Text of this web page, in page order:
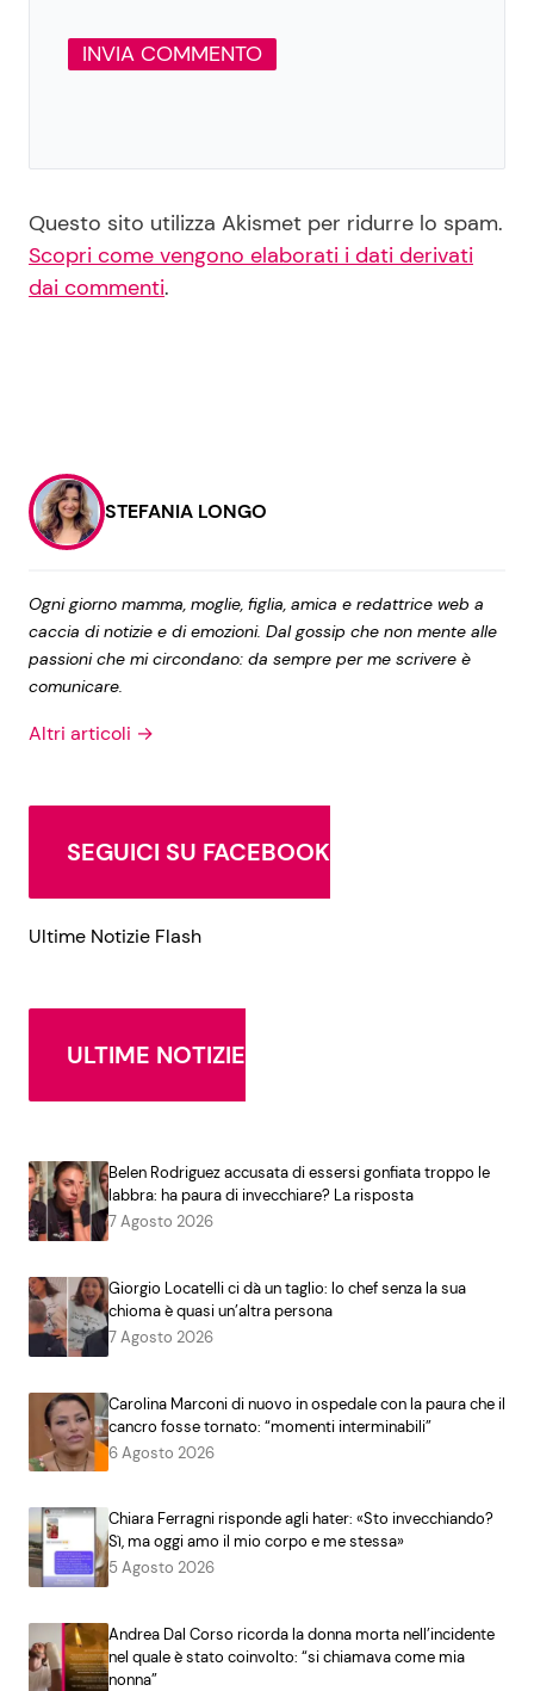
Questo sito utilizza Akismet per ridurre lo spam.
Scopri come vengono elaborati i dati derivati
dai commenti.
STEFANIA LONGO
Ogni giorno mamma, moglie, figlia, amica e redattrice web a
caccia di notizie e di emozioni. Dal gossip che non mente alle
passioni che mi circondano: da sempre per me scrivere è
comunicare.
Altri articoli →
SEGUICI SU FACEBOOK
Ultime Notizie Flash
ULTIME NOTIZIE
Belen Rodriguez accusata di essersi gonfiata troppo le
labbra: ha paura di invecchiare? La risposta
7 Agosto 2026
Giorgio Locatelli ci dà un taglio: lo chef senza la sua
chioma è quasi un’altra persona
7 Agosto 2026
Carolina Marconi di nuovo in ospedale con la paura che il
cancro fosse tornato: “momenti interminabili”
6 Agosto 2026
Chiara Ferragni risponde agli hater: «Sto invecchiando?
Sì, ma oggi amo il mio corpo e me stessa»
5 Agosto 2026
Andrea Dal Corso ricorda la donna morta nell’incidente
nel quale è stato coinvolto: “si chiamava come mia
nonna”